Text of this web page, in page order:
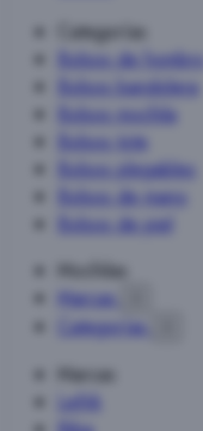
Categorías
Bolsos de hombro
Bolsos bandolera
Bolsos mochila
Bolsos tote
Bolsos plegables
Bolsos de mano
Bolsos de piel
Mochilas
Marcas
Categorías
Marcas
Lefrik